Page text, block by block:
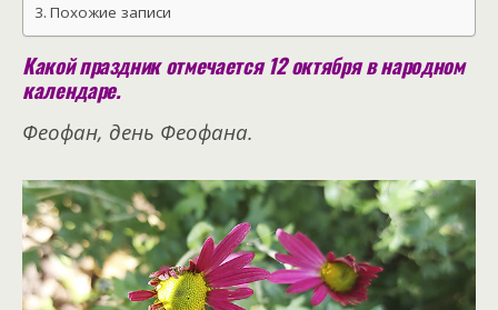
Похожие записи
Какой праздник отмечается 12 октября в народном
календаре.
Феофан, день Феофана.